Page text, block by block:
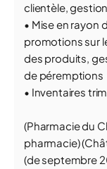
clientèle,
• Mise en rayon
promotions sur
des produits,
de péremptions
• Inventaires
(Pharmacie du
pharmacie)
(de septembre